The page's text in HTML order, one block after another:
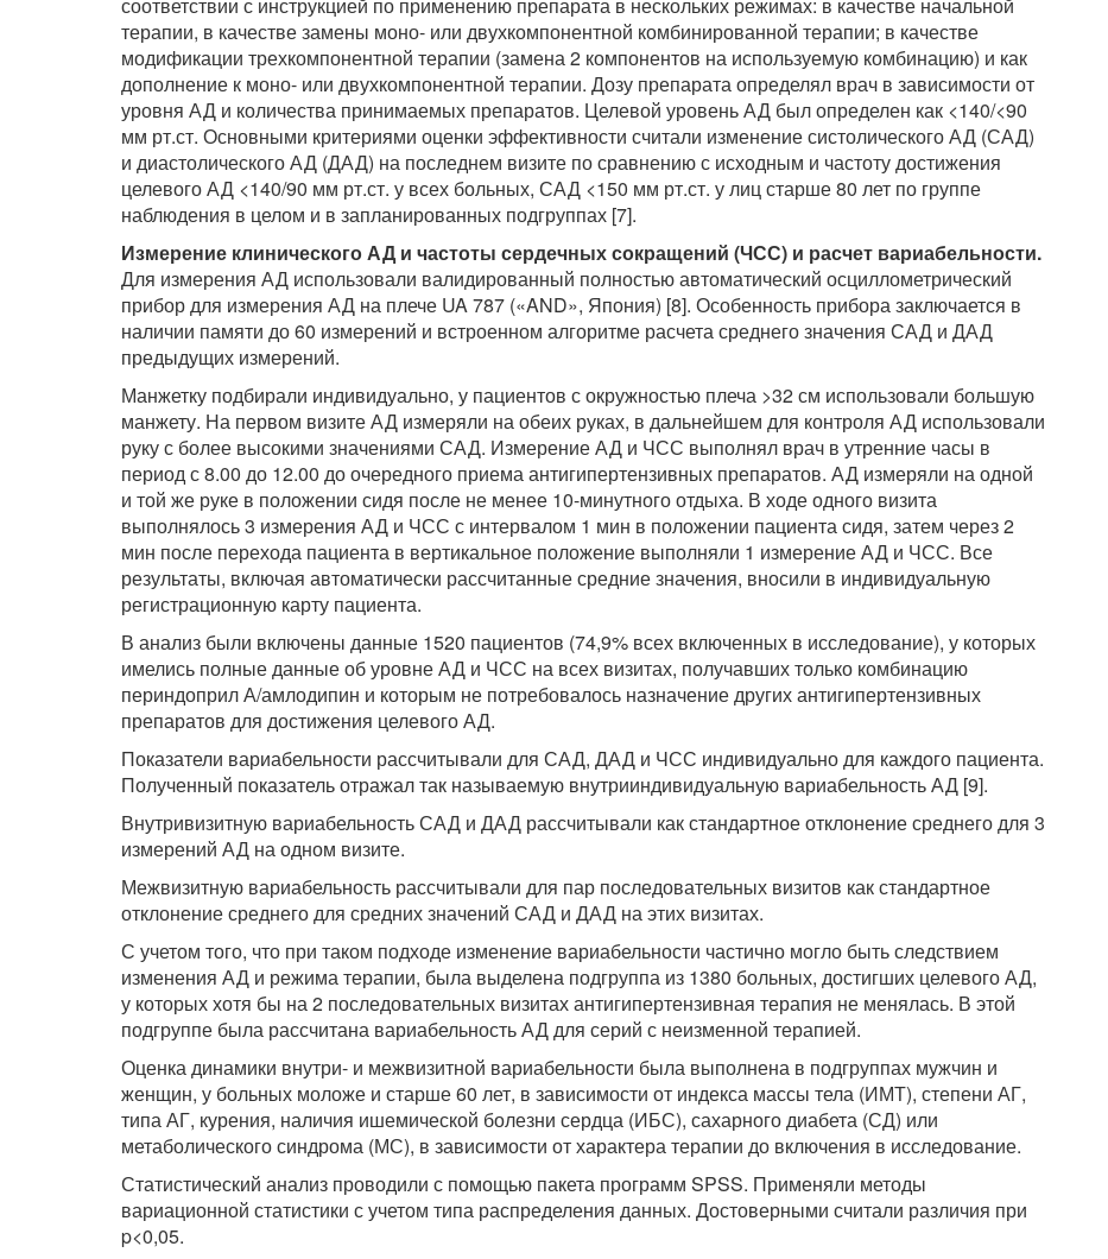
терапии, в качестве замены моно- или двухкомпонентной комбинированной терапии; в качестве
модификации трехкомпонентной терапии (замена 2 компонентов на используемую комбинацию) и как
дополнение к моно- или двухкомпонентной терапии. Дозу препарата определял врач в зависимости от
уровня АД и количества принимаемых препаратов. Целевой уровень АД был определен как <140/<90
мм рт.ст. Основными критериями оценки эффективности считали изменение систолического АД (САД)
и диастолического АД (ДАД) на последнем визите по сравнению с исходным и частоту достижения
целевого АД <140/90 мм рт.ст. у всех больных, САД <150 мм рт.ст. у лиц старше 80 лет по группе
наблюдения в целом и в запланированных подгруппах [7].
Измерение клинического АД и частоты сердечных сокращений (ЧСС) и расчет вариабельности.
Для измерения АД использовали валидированный полностью автоматический осциллометрический
прибор для измерения АД на плече UA 787 («AND», Япония) [8]. Особенность прибора заключается в
наличии памяти до 60 измерений и встроенном алгоритме расчета среднего значения САД и ДАД
предыдущих измерений.
Манжетку подбирали индивидуально, у пациентов с окружностью плеча >32 см использовали большую
манжету. На первом визите АД измеряли на обеих руках, в дальнейшем для контроля АД использовали
руку с более высокими значениями САД. Измерение АД и ЧСС выполнял врач в утренние часы в
период с 8.00 до 12.00 до очередного приема антигипертензивных препаратов. АД измеряли на одной
и той же руке в положении сидя после не менее 10-минутного отдыха. В ходе одного визита
выполнялось 3 измерения АД и ЧСС с интервалом 1 мин в положении пациента сидя, затем через 2
мин после перехода пациента в вертикальное положение выполняли 1 измерение АД и ЧСС. Все
результаты, включая автоматически рассчитанные средние значения, вносили в индивидуальную
регистрационную карту пациента.
В анализ были включены данные 1520 пациентов (74,9% всех включенных в исследование), у которых
имелись полные данные об уровне АД и ЧСС на всех визитах, получавших только комбинацию
периндоприл А/амлодипин и которым не потребовалось назначение других антигипертензивных
препаратов для достижения целевого АД.
Показатели вариабельности рассчитывали для САД, ДАД и ЧСС индивидуально для каждого пациента.
Полученный показатель отражал так называемую внутрииндивидуальную вариабельность АД [9].
Внутривизитную вариабельность САД и ДАД рассчитывали как стандартное отклонение среднего для 3
измерений АД на одном визите.
Межвизитную вариабельность рассчитывали для пар последовательных визитов как стандартное
отклонение среднего для средних значений САД и ДАД на этих визитах.
С учетом того, что при таком подходе изменение вариабельности частично могло быть следствием
изменения АД и режима терапии, была выделена подгруппа из 1380 больных, достигших целевого АД,
у которых хотя бы на 2 последовательных визитах антигипертензивная терапия не менялась. В этой
подгруппе была рассчитана вариабельность АД для серий с неизменной терапией.
Оценка динамики внутри- и межвизитной вариабельности была выполнена в подгруппах мужчин и
женщин, у больных моложе и старше 60 лет, в зависимости от индекса массы тела (ИМТ), степени АГ,
типа АГ, курения, наличия ишемической болезни сердца (ИБС), сахарного диабета (СД) или
метаболического синдрома (МС), в зависимости от характера терапии до включения в исследование.
Статистический анализ проводили с помощью пакета программ SPSS. Применяли методы
вариационной статистики с учетом типа распределения данных. Достоверными считали различия при
p<0,05.